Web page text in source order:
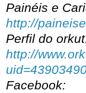
Painéis e
http://
Perfil do
http://
Facebook: